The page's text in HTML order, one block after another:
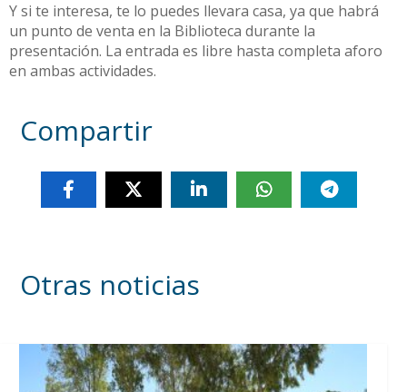
Y si te interesa, te lo puedes llevara casa, ya que habrá
un punto de venta en la Biblioteca durante la
presentación. La entrada es libre hasta completa aforo
en ambas actividades.
Compartir
Otras noticias